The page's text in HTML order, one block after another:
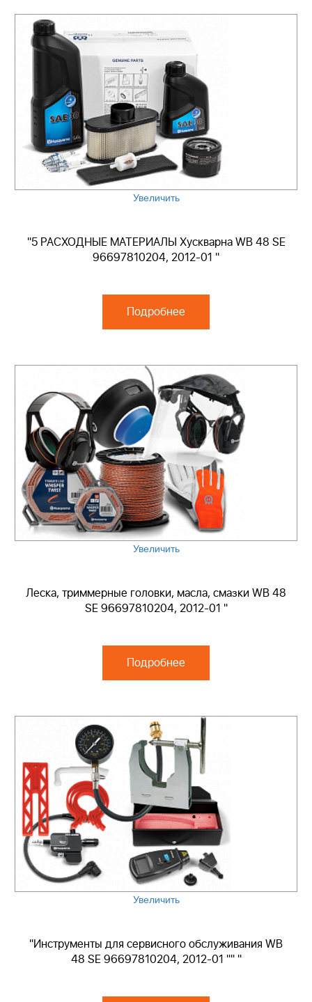
Увеличить
"5 РАСХОДНЫЕ МАТЕРИАЛЫ Хускварна WB 48 SE
96697810204, 2012-01 "
Подробнее
Увеличить
Леска, триммерные головки, масла, смазки WB 48
SE 96697810204, 2012-01 "
Подробнее
Увеличить
"Инструменты для сервисного обслуживания WB
48 SE 96697810204, 2012-01 "" "